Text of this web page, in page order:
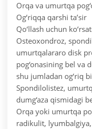
Orqa va umurtqa
Og‘riqqa qarshi ta’sir
Qo‘llash uchun
Osteoxondroz,
umurtqalararo disk
pog‘onasining bel va
shu jumladan og‘riq
Spondilolistez,
dumg‘aza qismidagi
Orqa yoki umurtqa
radikulit,